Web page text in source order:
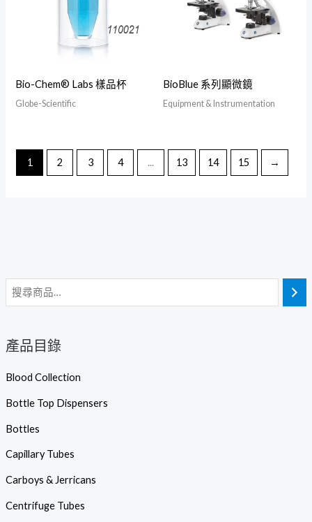
產品目錄
Blood Collection
Bottle Top Dispensers
Bottles
Capillary Tubes
Carboys & Jerricans
Centrifuge Tubes
Bio-Chem® Labs 樣品杯
Globe-Scientific
BioBlue 系列顯微鏡
Equipment & Instrumentation
1 2 3 4 ... 13 14 15 →